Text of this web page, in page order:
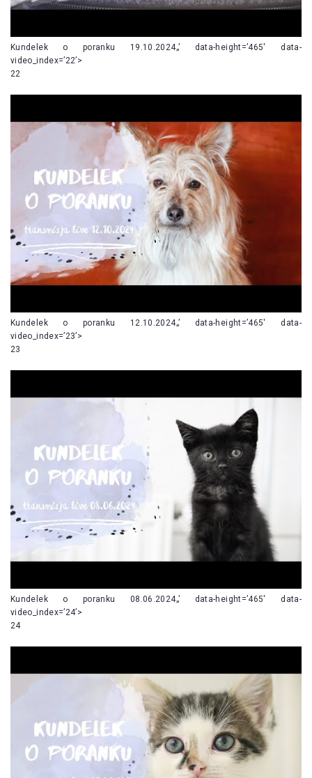
Kundelek o poranku 19.10.2024„’ data-height=’465′ data-
video_index=’22’>
22
Kundelek o poranku 12.10.2024„’ data-height=’465′ data-
video_index=’23’>
23
Kundelek o poranku 08.06.2024„’ data-height=’465′ data-
video_index=’24’>
24